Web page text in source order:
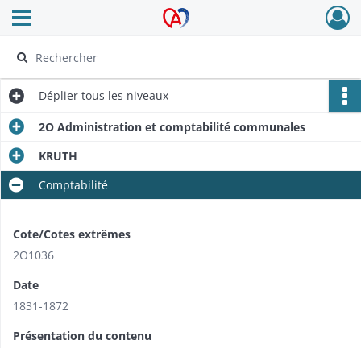
Archives Alsace - Colmar
Ouvrir le menu déroulant
Déplier tous les niveaux
2O Administration et comptabilité communales
KRUTH
Comptabilité
Cote/Cotes extrêmes
2O1036
Date
1831-1872
Présentation du contenu